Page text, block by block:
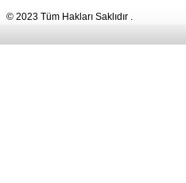
© 2023 Tüm Hakları Saklıdır .